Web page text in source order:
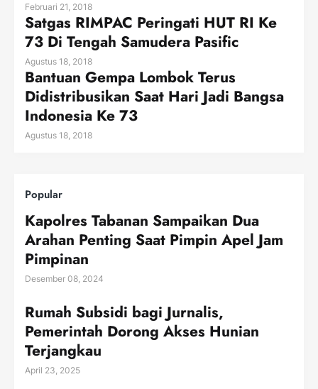
Februari 21, 2018
Satgas RIMPAC Peringati HUT RI Ke
73 Di Tengah Samudera Pasific
Agustus 18, 2018
Bantuan Gempa Lombok Terus
Didistribusikan Saat Hari Jadi Bangsa
Indonesia Ke 73
Agustus 18, 2018
Popular
Kapolres Tabanan Sampaikan Dua
Arahan Penting Saat Pimpin Apel Jam
Pimpinan
Desember 08, 2024
Rumah Subsidi bagi Jurnalis,
Pemerintah Dorong Akses Hunian
Terjangkau
April 23, 2025